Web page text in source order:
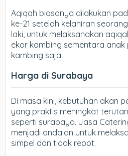
Aqiqah biasanya dilakukan
ke-21 setelah kelahiran
laki, untuk melaksanakan
ekor kambing sementara
kambing saja.
Harga di Surabaya
Di masa kini, kebutuhan akan
yang praktis meningkat
seperti surabaya. Jasa
menjadi andalan untuk
simpel dan tidak repot.